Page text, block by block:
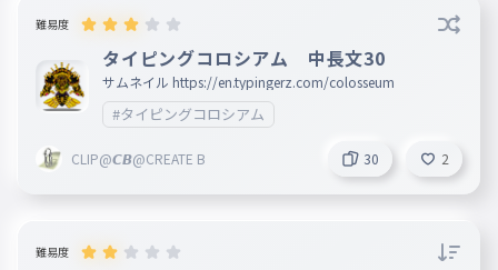
難易度
タイピングコロシアム 中長文30
サムネイル https://en.typingerz.com/colosseum
#タイピングコロシアム
CLIP@𝘾𝘽@CREATE B 30 2
難易度